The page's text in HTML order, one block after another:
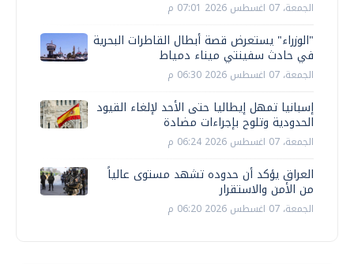
الجمعة، 07 اغسطس 2026 07:01 م
"الوزراء" يستعرض قصة أبطال القاطرات البحرية
في حادث سفينتي ميناء دمياط
الجمعة، 07 اغسطس 2026 06:30 م
إسبانيا تمهل إيطاليا حتى الأحد لإلغاء القيود
الحدودية وتلوح بإجراءات مضادة
الجمعة، 07 اغسطس 2026 06:24 م
العراق يؤكد أن حدوده تشهد مستوى عالياً
من الأمن والاستقرار
الجمعة، 07 اغسطس 2026 06:20 م